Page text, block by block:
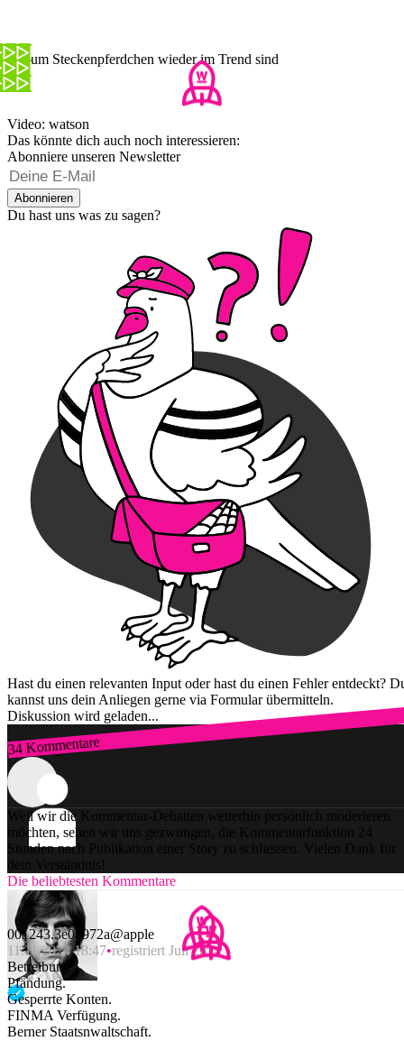
Warum Steckenpferdchen wieder im Trend sind
Video: watson
Das könnte dich auch noch interessieren:
Abonniere unseren Newsletter
Abonnieren
Du hast uns was zu sagen?
Hast du einen relevanten Input oder hast du einen Fehler entdeckt?
kannst uns dein Anliegen gerne via Formular übermitteln.
Diskussion wird geladen...
34 Kommentare
Zum Login
Weil wir die Kommentar-Debatten weiterhin persönlich moderieren
möchten, sehen wir uns gezwungen, die Kommentarfunktion 24
Stunden nach Publikation einer Story zu schliessen. Vielen Dank für
dein Verständnis!
Die beliebtesten Kommentare
001243.3e08972a@apple
11.11.2024 18:47 registriert Juli 2024
Betreibung.
Pfändung.
Gesperrte Konten.
FINMA Verfügung.
Berner Staatsnwaltschaft.